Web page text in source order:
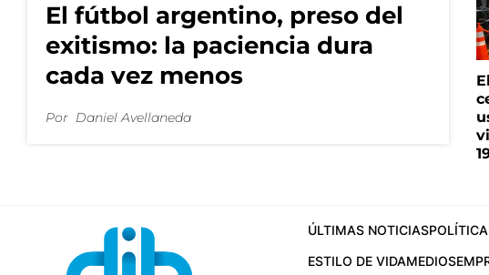
El fútbol argentino, preso del
exitismo: la paciencia dura
cada vez menos
Por Daniel Avellaneda
ÚLTIMAS NOTICIASPOLÍTICA
ESTILO DE VIDAMEDIOS